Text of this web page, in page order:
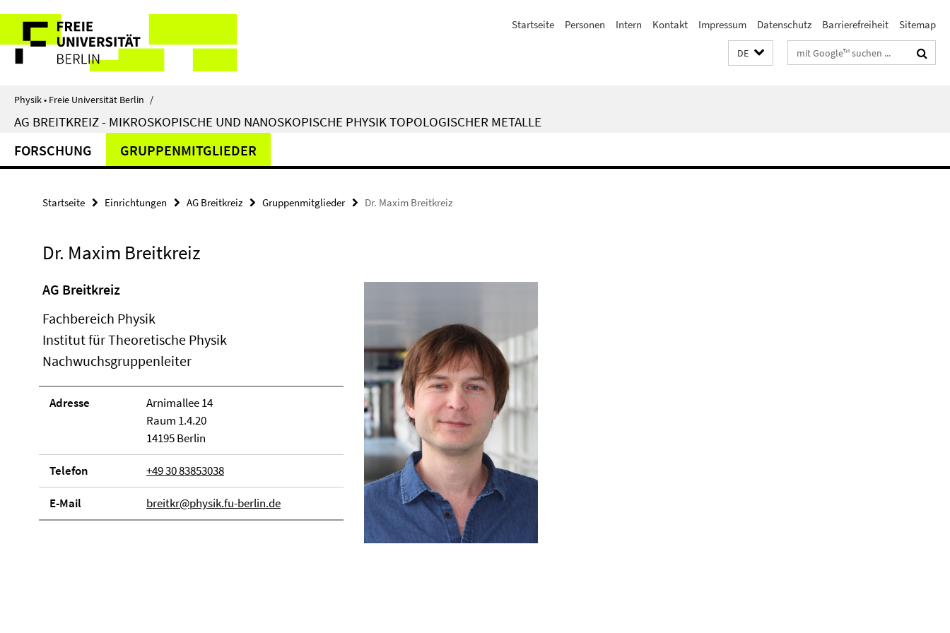
direkt
zu
Inhalt
Service-
Navigation
Startseite Personen Intern Kontakt Impressum Datenschutz Barrierefreiheit Sitemap
DE Suchbegriffe
Physik • Freie Universität Berlin /
AG BREITKREIZ - MIKROSKOPISCHE UND NANOSKOPISCHE PHYSIK TOPOLOGISCHER METALLE
FORSCHUNG GRUPPENMITGLIEDER
Startseite Einrichtungen AG Breitkreiz Gruppenmitglieder Dr. Maxim Breitkreiz
Dr. Maxim Breitkreiz
AG Breitkreiz
Fachbereich Physik
Institut für Theoretische Physik
Nachwuchsgruppenleiter
Adresse
Arnimallee 14
Raum 1.4.20
14195 Berlin
Telefon +49 30 83853038
E-Mail breitkr@physik.fu-berlin.de